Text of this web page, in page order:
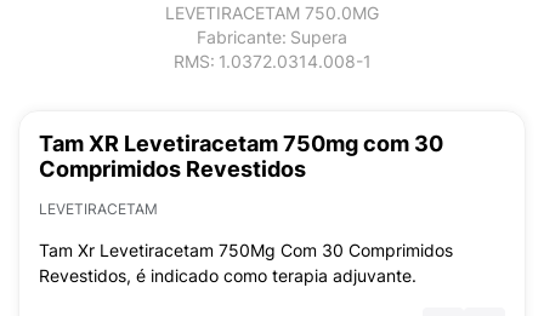
LEVETIRACETAM 750.0MG
Fabricante: Supera
RMS: 1.0372.0314.008-1
Tam XR Levetiracetam 750mg com 30
Comprimidos Revestidos
LEVETIRACETAM
Tam Xr Levetiracetam 750Mg Com 30 Comprimidos
Revestidos, é indicado como terapia adjuvante.